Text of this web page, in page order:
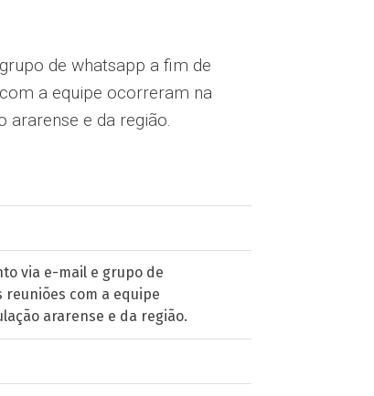
de whatsapp a fim de
a equipe ocorreram na
e da região.
via e-mail e grupo de
com a equipe
ararense e da região.